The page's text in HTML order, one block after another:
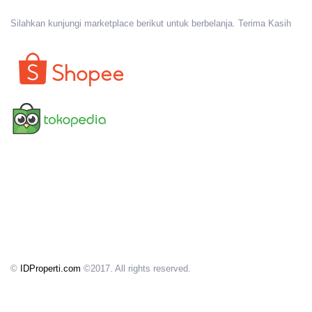
Silahkan kunjungi marketplace berikut untuk berbelanja. Terima Kasih
© IDProperti.com ©2017. All rights reserved.